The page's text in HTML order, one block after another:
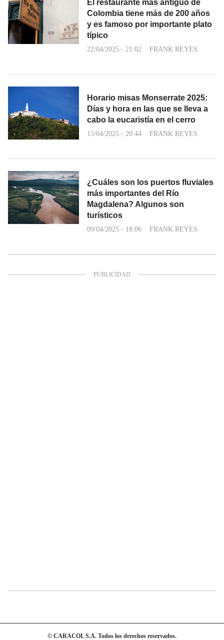
El restaurante más antiguo de
Colombia tiene más de 200 años
y es famoso por importante plato
típico
22/04/2025 - 21:02 FRANK REYES
Horario misas Monserrate 2025:
Días y hora en las que se lleva a
cabo la eucaristía en el cerro
15/04/2025 - 20:44 FRANK REYES
¿Cuáles son los puertos fluviales
más importantes del Río
Magdalena? Algunos son
turísticos
09/04/2025 - 18:06 FRANK REYES
© CARACOL S.A. Todos los derechos reservados.